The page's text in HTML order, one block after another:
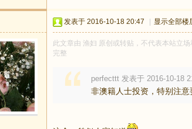
发表于 2016-10-18 20:47 显示全部楼
此文章由 渔妇 原创或转贴，不代表本站立
完整
perfecttt 发表于 2016-10-18
非澳籍人士投资，特别注